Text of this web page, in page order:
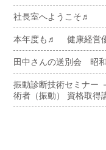
社長室へようこそ♬
本年度も♬ 健康経営
田中さんの送別会 昭
振動診断技術セミナー
術者（振動） 資格取得